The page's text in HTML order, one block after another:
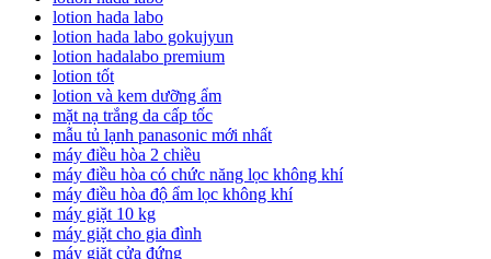
lotion hada labo
lotion hada labo gokujyun
lotion hadalabo premium
lotion tốt
lotion và kem dưỡng ẩm
mặt nạ trắng da cấp tốc
mẫu tủ lạnh panasonic mới nhất
máy điều hòa 2 chiều
máy điều hòa có chức năng lọc không khí
máy điều hòa độ ẩm lọc không khí
máy giặt 10 kg
máy giặt cho gia đình
máy giặt cửa đứng